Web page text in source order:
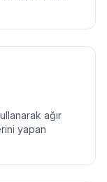
ağır
yapan